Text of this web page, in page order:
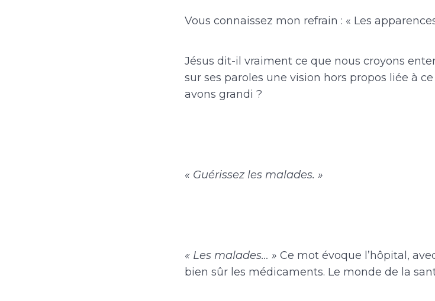
Vous connaissez mon refrain : « Les
Jésus dit-il vraiment ce que nous croyons
sur ses paroles une vision hors propos liée à
avons grandi ?
« Guérissez les malades. »
« Les malades… » Ce mot évoque l’hôpital,
bien sûr les médicaments. Le monde de la